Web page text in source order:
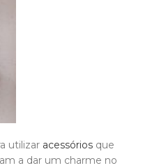
utilizar acessórios que
a dar um charme no